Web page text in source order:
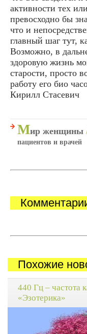
активности тех
превосходно бы
что и
главный шаг тут,
Возможно, в
здоровую жизнь
старости, просто
работу его био
Кирилл Стасевич
Мир женщины
пациентов и врачей
Похожие
440 Гц – частота
«Эзотерика»